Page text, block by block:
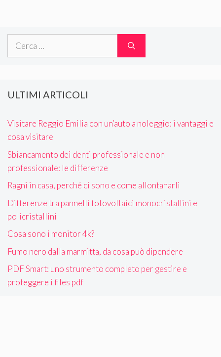
Ricerca
ULTIMI ARTICOLI
Visitare Reggio Emilia con un’auto a noleggio: i vantaggi e
cosa visitare
Sbiancamento dei denti professionale e non
professionale: le differenze
Ragni in casa, perché ci sono e come allontanarli
Differenze tra pannelli fotovoltaici monocristallini e
policristallini
Cosa sono i monitor 4k?
Fumo nero dalla marmitta, da cosa può dipendere
PDF Smart: uno strumento completo per gestire e
proteggere i files pdf